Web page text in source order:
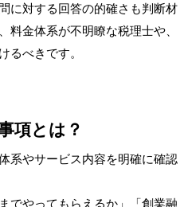
に対する回答の的確さも判断材
料金体系が不明瞭な税理士や、
るべきです。
項とは？
系やサービス内容を明確に確認
でやってもらえるか」「創業融